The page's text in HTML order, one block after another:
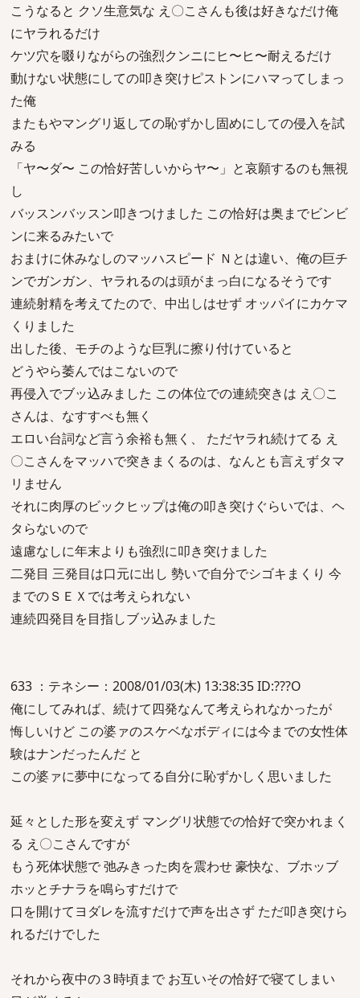
こうなると クソ生意気な え〇こさんも後は好きなだけ俺
にヤラれるだけ
ケツ穴を啜りながらの強烈クンニにヒ〜ヒ〜耐えるだけ
動けない状態にしての叩き突けピストンにハマってしまっ
た俺
またもやマングリ返しての恥ずかし固めにしての侵入を試
みる
「ヤ〜ダ〜 この恰好苦しいからヤ〜」と哀願するのも無視
し
バッスンバッスン叩きつけました この恰好は奥までビンビ
ンに来るみたいで
おまけに休みなしのマッハスピード Ｎとは違い、俺の巨チ
ンでガンガン、ヤラれるのは頭がまっ白になるそうです
連続射精を考えてたので、中出しはせず オッパイにカケマ
くりました
出した後、モチのような巨乳に擦り付けていると
どうやら萎んではこないので
再侵入でブッ込みました この体位での連続突きは え〇こ
さんは、なすすべも無く
エロい台詞など言う余裕も無く、 ただヤラれ続けてる え
〇こさんをマッハで突きまくるのは、なんとも言えずタマ
リません
それに肉厚のビックヒップは俺の叩き突けぐらいでは、ヘ
タらないので
遠慮なしに年末よりも強烈に叩き突けました
二発目 三発目は口元に出し 勢いで自分でシゴキまくり 今
までのＳＥＸでは考えられない
連続四発目を目指しブッ込みました
633 ：テネシー：2008/01/03(木) 13:38:35 ID:???O
俺にしてみれば、続けて四発なんて考えられなかったが
悔しいけど この婆ァのスケベなボディには今までの女性体
験はナンだったんだ と
この婆ァに夢中になってる自分に恥ずかしく思いました
延々とした形を変えず マングリ状態での恰好で突かれまく
る え〇こさんですが
もう死体状態で 弛みきった肉を震わせ 豪快な、ブホッブ
ホッとチナラを鳴らすだけで
口を開けてヨダレを流すだけで声を出さず ただ叩き突けら
れるだけでした
それから夜中の３時頃まで お互いその恰好で寝てしまい